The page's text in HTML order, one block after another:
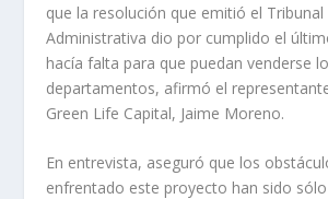
que la resolución que emitió el Tribunal
Administrativa dio por cumplido el
hacía falta para que puedan venderse
departamentos, afirmó el
Green Life Capital, Jaime Moreno.
En entrevista, aseguró que los
enfrentado este proyecto han sido